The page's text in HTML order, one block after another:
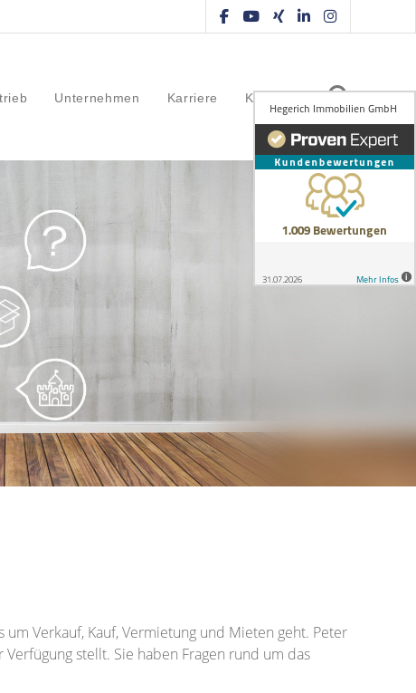
Unternehmen Karriere Kontakt
Verkauf, Kauf, Vermietung und Mieten geht. Peter
stellt. Sie haben Fragen rund um das